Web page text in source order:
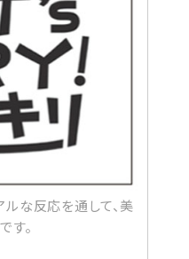
ルな反応を通して、美
す。